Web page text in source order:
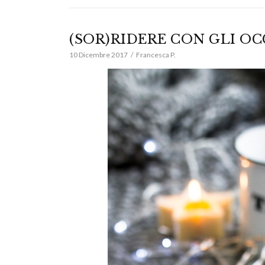
(SOR)RIDERE CON GLI
10 Dicembre 2017 Francesca P.